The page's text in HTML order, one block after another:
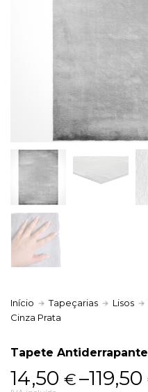
Trocas
Termos
Início Tapeçarias Lisos
Cinza Prata
Tapete
14,50 €–119,50
Price